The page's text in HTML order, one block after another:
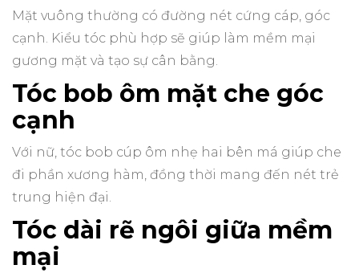
Mặt vuông thường có đường nét cứng cáp, góc
cạnh. Kiểu tóc phù hợp sẽ giúp làm mềm mại
gương mặt và tạo sự cân bằng.
Tóc bob ôm mặt che góc
cạnh
Với nữ, tóc bob cúp ôm nhẹ hai bên má giúp che
đi phần xương hàm, đồng thời mang đến nét trẻ
trung hiện đại.
Tóc dài rẽ ngôi giữa mềm
mại